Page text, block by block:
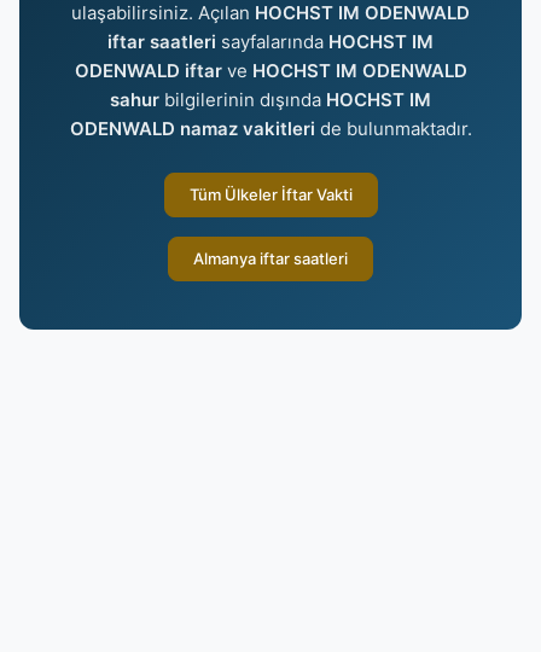
ulaşabilirsiniz. Açılan HOCHST IM ODENWALD
iftar saatleri sayfalarında HOCHST IM
ODENWALD iftarve HOCHST IM ODENWALD
sahur bilgilerinin dışında HOCHST IM
ODENWALD namaz vakitleri de bulunmaktadır.
Tüm Ülkeler İftar Vakti
Almanya iftar saatleri